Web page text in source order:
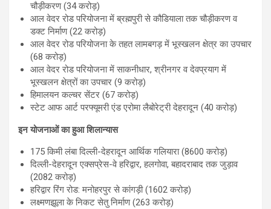
चौड़ीकरण (34 करोड़)
आल वेदर रोड परियोजना में ब्रह्मपुरी से कौडियाला तक चौड़ीकरण व
डक्ट निर्माण (22 करोड़)
आल वेदर रोड परियोजना के तहत लामबगड़ में भूस्खलन क्षेत्र का उपचार
(68 करोड़)
आल वेदर रोड परियोजना में साकनीधार, श्रीनगर व देवप्रयाग में
भूस्खलन क्षेत्रों का उपचार (9 करोड़)
हिमालयन कल्चर सेंटर (67 करोड़)
स्टेट आफ आर्ट परफ्यूमरी एंड एरोमा लैबोरेट्री देहरादून (40 करोड़)
इन योजनाओं का हुआ शिलान्यास
175 किमी लंबा दिल्ली-देहरादून आर्थिक गलियारा (8600 करोड़)
दिल्ली-देहरादून एक्सप्रेस-वे हरिद्वार, हलगोवा, बहादराबाद तक जुड़ाव
(2082 करोड़)
हरिद्वार रिंग रोड: मनोहरपुर से कांगड़ी (1602 करोड़)
लक्ष्मणझूला के निकट सेतु निर्माण (263 करोड़)